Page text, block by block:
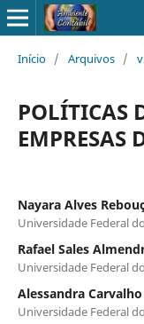
Início / Arquivos /
POLÍTICAS
EMPRESAS
Nayara Alves
Universidade Federal
Rafael Sales
Universidade Federal
Alessandra
Universidade Federal